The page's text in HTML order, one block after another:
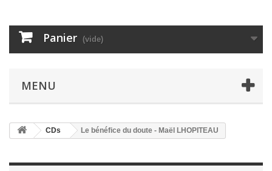
Panier (vide)
MENU
CDs Le bénéfice du doute - Maël LHOPITEAU